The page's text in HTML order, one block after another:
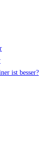
ist besser?